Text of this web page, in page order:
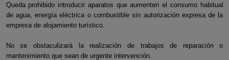
Queda prohibido introducir aparatos que aumenten el consumo habitual
de agua, energía eléctrica o combustible sin autorización expresa de la
empresa de alojamiento turístico.
No se obstaculizará la realización de trabajos de reparación o
mantenimiento que sean de urgente intervención.